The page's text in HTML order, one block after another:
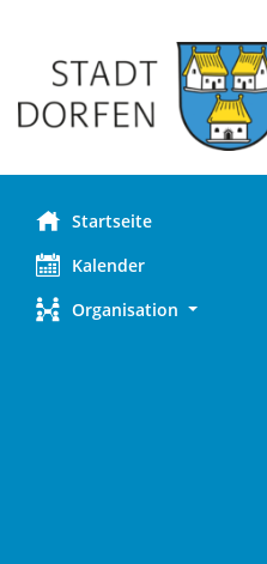
Startseite
Kalender
Organisation